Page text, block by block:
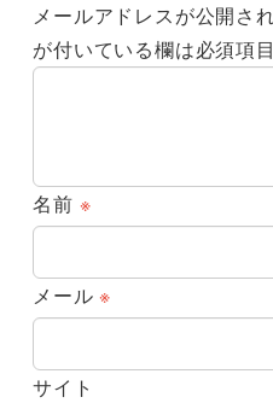
メールアドレスが公開さ
が付いている欄は必須項
名前 ※
メール※
サイト